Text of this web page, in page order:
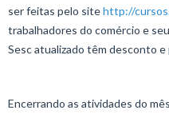
ser feitas pelo sitehttp://
trabalhadores do comércio e
Sesc atualizado têm desconto e
Encerrando as atividades do